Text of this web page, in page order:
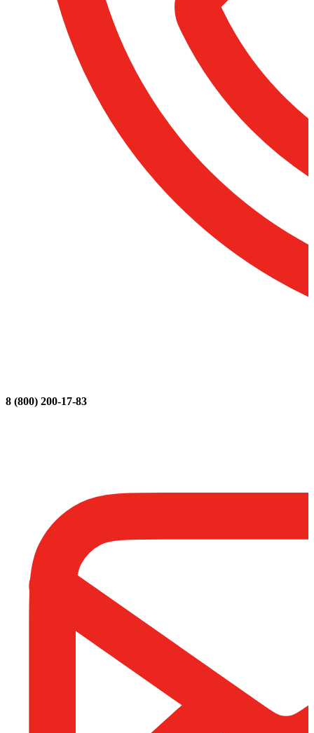
8 (800) 200-17-83